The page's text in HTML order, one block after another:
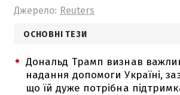
Джерело: Reuters
ОСНОВНІ ТЕЗИ
Дональд Трамп визнав
надання допомоги Україні,
що їй дуже потрібна